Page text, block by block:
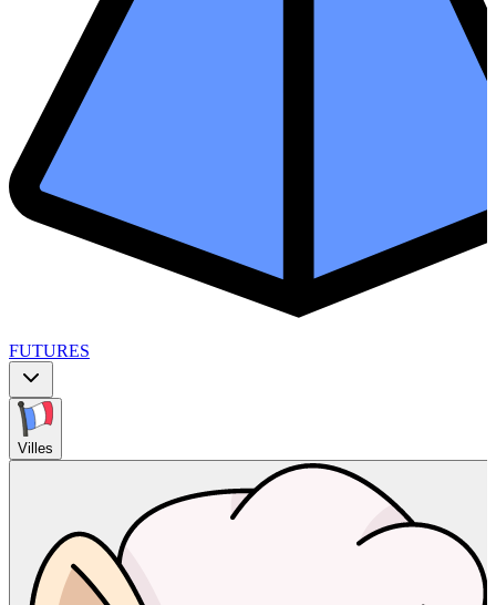
FUTURES
Villes